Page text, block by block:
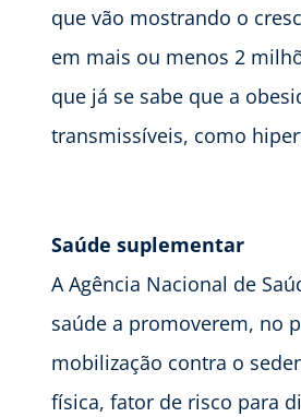
que vão mostrando o
em mais ou menos 2
que já se sabe que a
transmissíveis, como
Saúde suplementar
A Agência Nacional de
saúde a promoverem, no
mobilização contra o
física, fator de risco para